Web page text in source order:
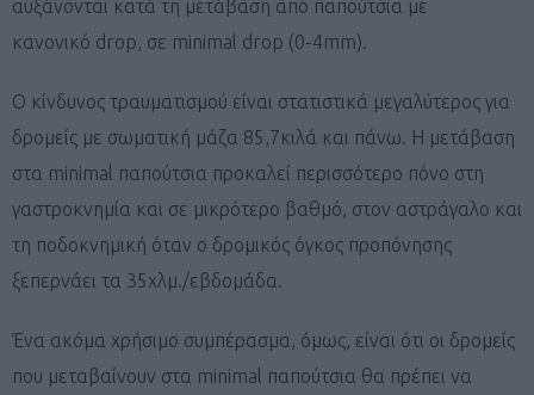
αυξάνονται κατά τη μετάβαση από παπούτσια με
κανονικό drop, σε minimal drop (0-4mm).
Ο κίνδυνος τραυματισμού είναι στατιστικά μεγαλύτερος για
δρομείς με σωματική μάζα 85,7κιλά και πάνω. Η μετάβαση
στα minimal παπούτσια προκαλεί περισσότερο πόνο στη
γαστροκνημία και σε μικρότερο βαθμό, στον αστράγαλο και
τη ποδοκνημική όταν ο δρομικός όγκος προπόνησης
ξεπερνάει τα 35χλμ./εβδομάδα.
Ένα ακόμα χρήσιμο συμπέρασμα, όμως, είναι ότι οι δρομείς
που μεταβαίνουν στα minimal παπούτσια θα πρέπει να